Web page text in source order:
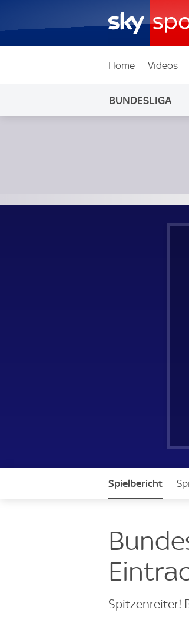
Home Videos
BUNDESLIGA
Spielbericht
Spitzenreiter!